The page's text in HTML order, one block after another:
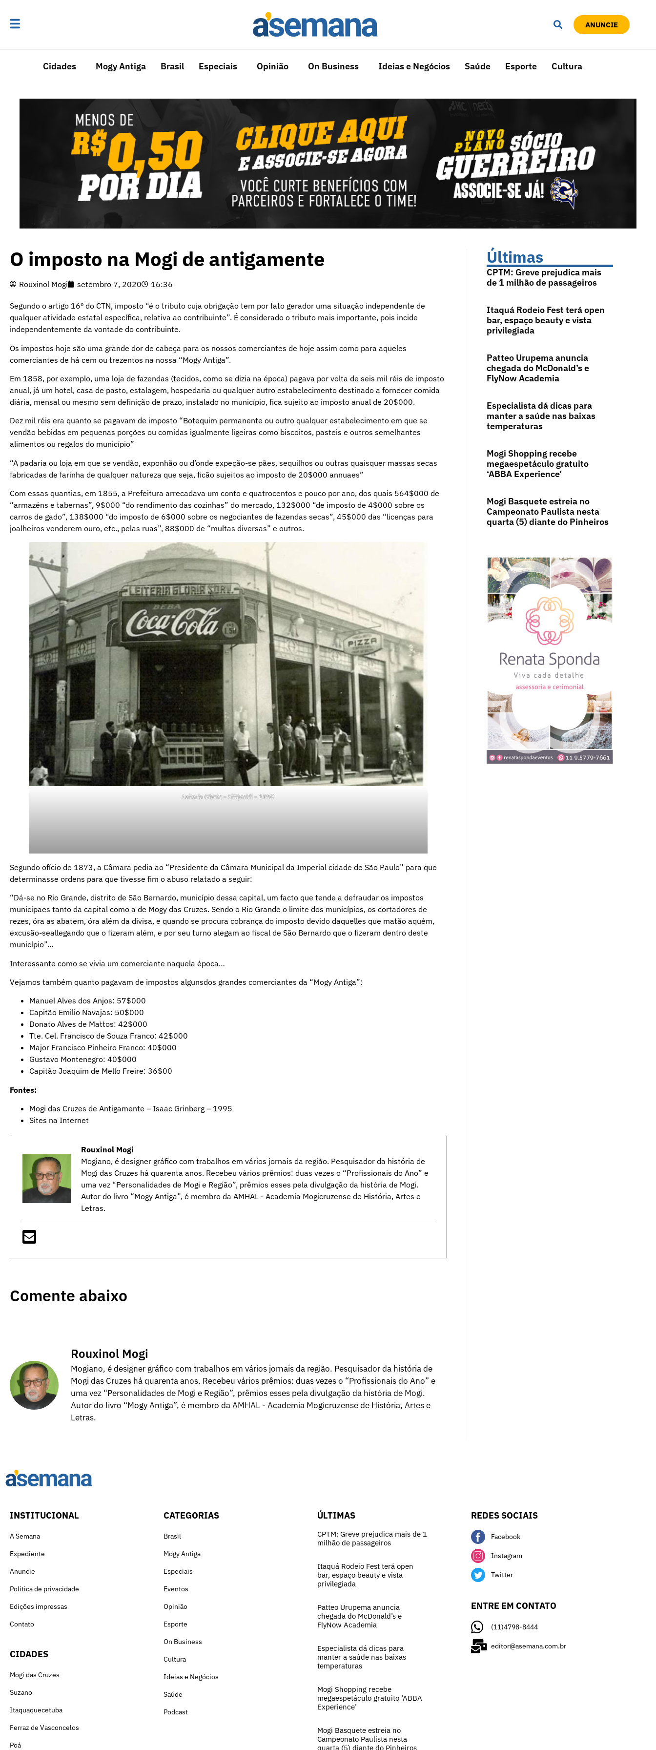
ANUNCIE
Cidades Mogy Antiga Brasil Especiais Opinião On Business Ideias e Negócios Saúde Esporte Cultura
O imposto na Mogi de antigamente
Rouxinol Mogi setembro 7, 2020 16:36
Segundo o artigo 16º do CTN, imposto “é o tributo cuja obrigação tem por fato gerador uma situação independente de
qualquer atividade estatal específica, relativa ao contribuinte”. É considerado o tributo mais importante, pois incide
independentemente da vontade do contribuinte.
Os impostos hoje são uma grande dor de cabeça para os nossos comerciantes de hoje assim como para aqueles
comerciantes de há cem ou trezentos na nossa “Mogy Antiga”.
Em 1858, por exemplo, uma loja de fazendas (tecidos, como se dizia na época) pagava por volta de seis mil réis de imposto
anual, já um hotel, casa de pasto, estalagem, hospedaria ou qualquer outro estabelecimento destinado a fornecer comida
diária, mensal ou mesmo sem definição de prazo, instalado no município, fica sujeito ao imposto anual de 20$000.
Dez mil réis era quanto se pagavam de imposto “Botequim permanente ou outro qualquer estabelecimento em que se
vendão bebidas em pequenas porções ou comidas igualmente ligeiras como biscoitos, pasteis e outros semelhantes
alimentos ou regalos do município”
“A padaria ou loja em que se vendão, exponhão ou d’onde expeção-se pães, sequilhos ou outras quaisquer massas secas
fabricadas de farinha de qualquer natureza que seja, ficão sujeitos ao imposto de 20$000 annuaes”
Com essas quantias, em 1855, a Prefeitura arrecadava um conto e quatrocentos e pouco por ano, dos quais 564$000 de
“armazéns e tabernas”, 9$000 “do rendimento das cozinhas” do mercado, 132$000 “de imposto de 4$000 sobre os
carros de gado”, 138$000 “do imposto de 6$000 sobre os negociantes de fazendas secas”, 45$000 das “licenças para
joalheiros venderem ouro, etc., pelas ruas”, 88$000 de “multas diversas” e outros.
Leiteria Glória – Fittipaldi – 1950
Segundo ofício de 1873, a Câmara pedia ao “Presidente da Câmara Municipal da Imperial cidade de São Paulo” para que
determinasse ordens para que tivesse fim o abuso relatado a seguir:
“Dá-se no Rio Grande, distrito de São Bernardo, município dessa capital, um facto que tende a defraudar os impostos
municipaes tanto da capital como a de Mogy das Cruzes. Sendo o Rio Grande o limite dos municípios, os cortadores de
rezes, óra as abatem, óra além da divisa, e quando se procura cobrança do imposto devido daquelles que matão aquém,
excusão-seallegando que o fizeram além, e por seu turno alegam ao fiscal de São Bernardo que o fizeram dentro deste
município”…
Interessante como se vivia um comerciante naquela época…
Vejamos também quanto pagavam de impostos algunsdos grandes comerciantes da “Mogy Antiga”:
Manuel Alves dos Anjos: 57$000
Capitão Emilio Navajas: 50$000
Donato Alves de Mattos: 42$000
Tte. Cel. Francisco de Souza Franco: 42$000
Major Francisco Pinheiro Franco: 40$000
Gustavo Montenegro: 40$000
Capitão Joaquim de Mello Freire: 36$00
Fontes:
Mogi das Cruzes de Antigamente – Isaac Grinberg – 1995
Sites na Internet
Rouxinol Mogi
Mogiano, é designer gráfico com trabalhos em vários jornais da região. Pesquisador da história de
Mogi das Cruzes há quarenta anos. Recebeu vários prêmios: duas vezes o “Profissionais do Ano” e
uma vez “Personalidades de Mogi e Região”, prêmios esses pela divulgação da história de Mogi.
Autor do livro “Mogy Antiga”, é membro da AMHAL - Academia Mogicruzense de História, Artes e
Letras.
Comente abaixo
Rouxinol Mogi
Mogiano, é designer gráfico com trabalhos em vários jornais da região. Pesquisador da história de
Mogi das Cruzes há quarenta anos. Recebeu vários prêmios: duas vezes o “Profissionais do Ano” e
uma vez “Personalidades de Mogi e Região”, prêmios esses pela divulgação da história de Mogi.
Autor do livro “Mogy Antiga”, é membro da AMHAL - Academia Mogicruzense de História, Artes e
Letras.
Últimas
CPTM: Greve prejudica mais
de 1 milhão de passageiros
Itaquá Rodeio Fest terá open
bar, espaço beauty e vista
privilegiada
Patteo Urupema anuncia
chegada do McDonald’s e
FlyNow Academia
Especialista dá dicas para
manter a saúde nas baixas
temperaturas
Mogi Shopping recebe
megaespetáculo gratuito
‘ABBA Experience’
Mogi Basquete estreia no
Campeonato Paulista nesta
quarta (5) diante do Pinheiros
INSTITUCIONAL
A Semana
Expediente
Anuncie
Política de privacidade
Edições impressas
Contato
CIDADES
Mogi das Cruzes
Suzano
Itaquaquecetuba
Ferraz de Vasconcelos
Poá
CATEGORIAS
Brasil
Mogy Antiga
Especiais
Eventos
Opinião
Esporte
On Business
Cultura
Ideias e Negócios
Saúde
Podcast
ÚLTIMAS
CPTM: Greve prejudica mais de 1
milhão de passageiros
Itaquá Rodeio Fest terá open
bar, espaço beauty e vista
privilegiada
Patteo Urupema anuncia
chegada do McDonald’s e
FlyNow Academia
Especialista dá dicas para
manter a saúde nas baixas
temperaturas
Mogi Shopping recebe
megaespetáculo gratuito ‘ABBA
Experience’
Mogi Basquete estreia no
Campeonato Paulista nesta
quarta (5) diante do Pinheiros
REDES SOCIAIS
Facebook
Instagram
Twitter
ENTRE EM CONTATO
(11)4798-8444
editor@asemana.com.br